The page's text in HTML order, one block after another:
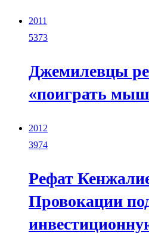
2011
5373
Джемилевцы
«поиграть
2012
3974
Рефат
Провокации